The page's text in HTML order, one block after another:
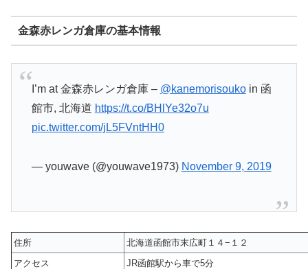
金森赤レンガ倉庫の基本情報
I’m at 金森赤レンガ倉庫 – @kanemorisoukoin 函
館市, 北海道 https://t.co/BHlYe32o7u
pic.twitter.com/jL5FVntHH0
— youwave (@youwave1973) November 9, 2019
住所
北海道函館市末広町１４−１２
アクセス
JR函館駅から車で5分